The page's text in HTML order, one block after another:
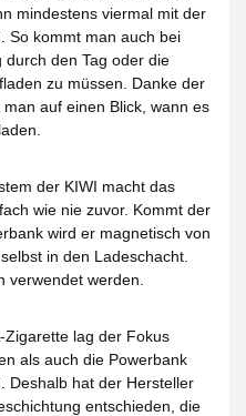
mindestens viermal mit der
So kommt man auch bei
den Tag oder die
zu müssen. Danke der
auf einen Blick, wann es
der KIWI macht das
wie nie zuvor. Kommt der
wird er magnetisch von
in den Ladeschacht.
verwendet werden.
Zigarette lag der Fokus
als auch die Powerbank
Deshalb hat der Hersteller
entschieden, die